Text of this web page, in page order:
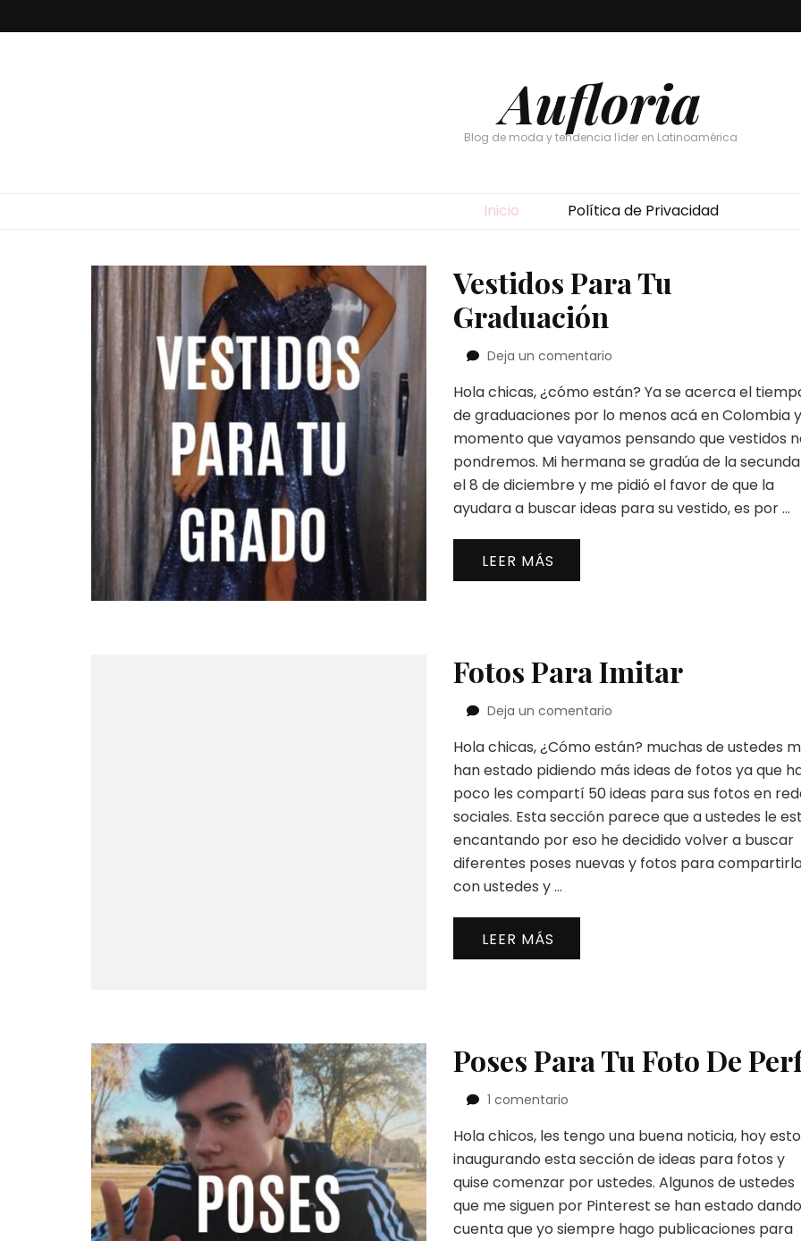
Aufloria
Blog de moda y tendencia líder en Latinoamérica
Inicio Política de Privacidad
Vestidos Para Tu
Graduación
Deja un comentario
Para
Tu
Graduación
Hola chicas, ¿cómo están? Ya se acerca el
de graduaciones por lo menos acá en Colombia
momento que vayamos pensando que vestidos
pondremos. Mi hermana se gradúa de la
el 8 de diciembre y me pidió el favor de que la
ayudara a buscar ideas para su vestido, es por …
LEER MÁS
Fotos Para Imitar
Deja un comentario
Para
Imitar
Hola chicas, ¿Cómo están? muchas de ustedes
han estado pidiendo más ideas de fotos ya que
poco les compartí 50 ideas para sus fotos en
sociales. Esta sección parece que a ustedes le
encantando por eso he decidido volver a buscar
diferentes poses nuevas y fotos para
con ustedes y …
LEER MÁS
Poses Para Tu Foto De
1 comentario
Para
Tu
De
Perfil
Hola chicos, les tengo una buena noticia, hoy
inaugurando esta sección de ideas para fotos y
quise comenzar por ustedes. Algunos de ustedes
que me siguen por Pinterest se han estado dando
cuenta que yo siempre hago publicaciones para